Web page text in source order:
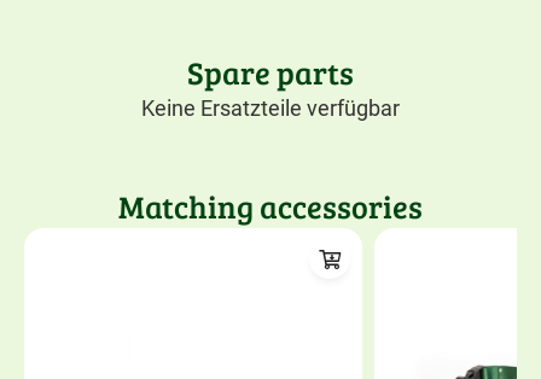
Spare parts
Keine Ersatzteile verfügbar
Matching accessories